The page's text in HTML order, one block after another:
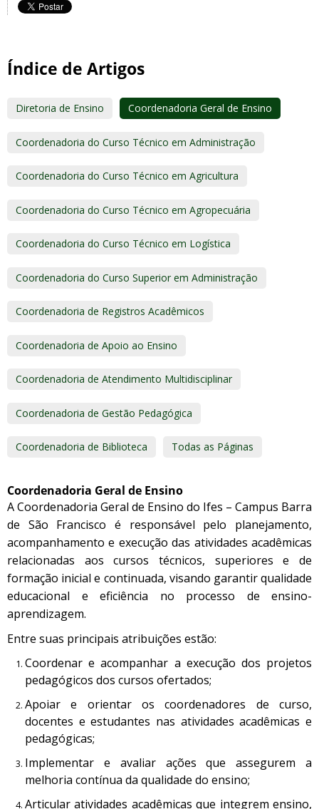
Índice de Artigos
Diretoria de Ensino Coordenadoria Geral de Ensino
Coordenadoria do Curso Técnico em Administração
Coordenadoria do Curso Técnico em Agricultura
Coordenadoria do Curso Técnico em Agropecuária
Coordenadoria do Curso Técnico em Logística
Coordenadoria do Curso Superior em Administração
Coordenadoria de Registros Acadêmicos
Coordenadoria de Apoio ao Ensino
Coordenadoria de Atendimento Multidisciplinar
Coordenadoria de Gestão Pedagógica
Coordenadoria de Biblioteca Todas as Páginas
Coordenadoria Geral de Ensino
A Coordenadoria Geral de Ensino do Ifes – Campus Barra
de São Francisco é responsável pelo planejamento,
acompanhamento e execução das atividades acadêmicas
relacionadas aos cursos técnicos, superiores e de
formação inicial e continuada, visando garantir qualidade
educacional e eficiência no processo de ensino-
aprendizagem.
Entre suas principais atribuições estão:
Coordenar e acompanhar a execução dos projetos
pedagógicos dos cursos ofertados;
Apoiar e orientar os coordenadores de curso,
docentes e estudantes nas atividades acadêmicas e
pedagógicas;
Implementar e avaliar ações que assegurem a
melhoria contínua da qualidade do ensino;
Articular atividades acadêmicas que integrem ensino,